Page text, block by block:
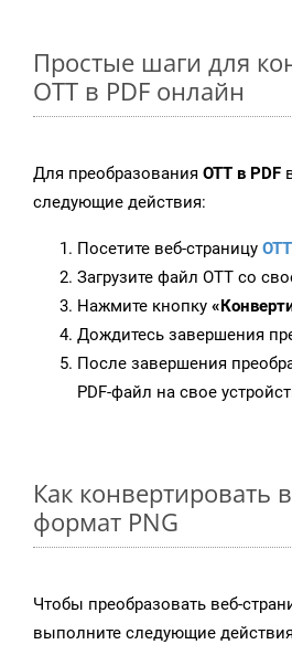
Простые шаги для
OTT в PDF онлайн
Для преобразования OTT в PDF
следующие действия:
Посетите веб-страницу
Загрузите файл OTT со
Нажмите кнопку
Дождитесь завершения
После завершения
PDF-файл на свое
Как конвертировать
формат PNG
Чтобы преобразовать веб-
выполните следующие